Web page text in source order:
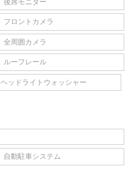
フロントカメラ
全周囲カメラ
ルーフレール
ヘッドライトウォッシャー
自動駐車システム